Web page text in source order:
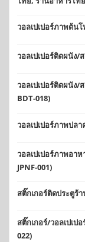
วอลเปเปอร์ภาพต้น
วอลเปเปอร์ติดผนัง/
วอลเปเปอร์ติดผนัง/
BDT-018)
วอลเปเปอร์ภาพปลา
วอลเปเปอร์ภาพอา
JPNF-001)
สติ๊กเกอร์ติดประตูร้
สติ๊กเกอร์/วอลเปเป
022)